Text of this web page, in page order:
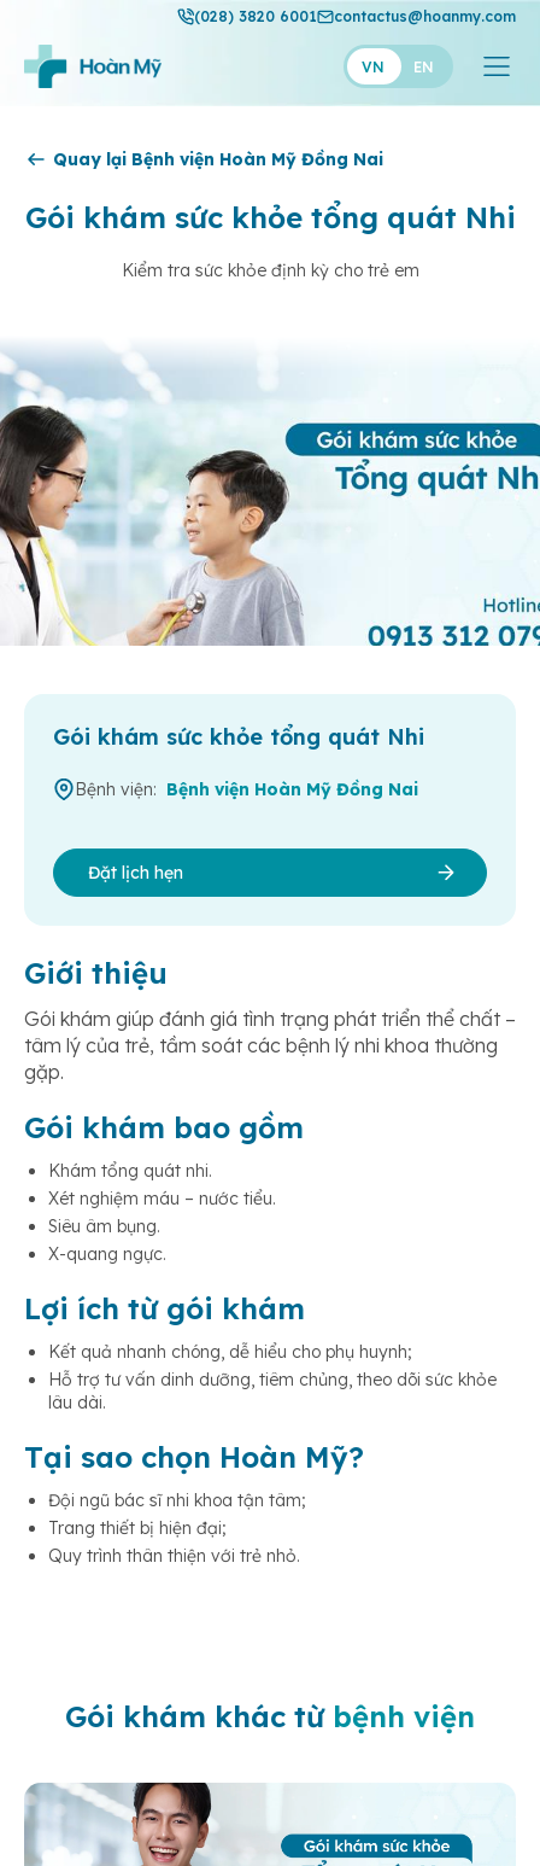
(028) 3820 6001 contactus@hoanmy.com
VN EN
Hoàn Mỹ
Quay lại Bệnh viện Hoàn Mỹ Đồng Nai
Gói khám sức khỏe tổng quát Nhi
Kiểm tra sức khỏe định kỳ cho trẻ em
Giới thiệu
Gói khám giúp đánh giá tình trạng phát triển thể chất –
tâm lý của trẻ, tầm soát các bệnh lý nhi khoa thường
gặp.
Gói khám bao gồm
Khám tổng quát nhi.
Xét nghiệm máu – nước tiểu.
Siêu âm bụng.
X-quang ngực.
Lợi ích từ gói khám
Kết quả nhanh chóng, dễ hiểu cho phụ huynh;
Hỗ trợ tư vấn dinh dưỡng, tiêm chủng, theo dõi sức khỏe
lâu dài.
Tại sao chọn Hoàn Mỹ?
Đội ngũ bác sĩ nhi khoa tận tâm;
Trang thiết bị hiện đại;
Quy trình thân thiện với trẻ nhỏ.
Gói khám sức khỏe tổng quát Nhi
Bệnh viện: Bệnh viện Hoàn Mỹ Đồng Nai
Đặt lịch hẹn
Gói khám khác từ bệnh viện